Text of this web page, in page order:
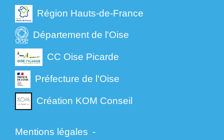
Région Hauts-de-France
Département de l'Oise
CC Oise Picarde
Préfecture de l'Oise
Création KOM Conseil
Mentions légales -